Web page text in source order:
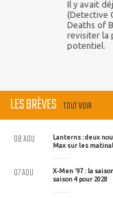
Il y avait
(Detective
Deaths of
revisiter la
potentiel.
LES BRÈVES TOUT VOIR
Lanterns : deux
Max sur les
08 AOU
X-Men '97 : la
saison 4 pour 2028
07 AOU